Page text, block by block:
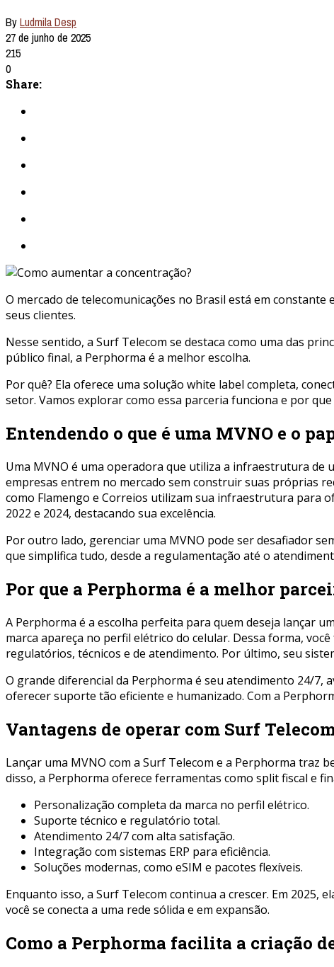
ByLudmila Desp
27 de junho de 2025
215
0
Share:
O mercado de telecomunicações no Brasil está em
seus clientes.
Nesse sentido, a Surf Telecom se destaca como uma das
público final, a Perphorma é a melhor escolha.
Por quê? Ela oferece uma solução white label completa,
setor. Vamos explorar como essa parceria funciona e por
Entendendo o que é uma MVNO e o
Uma MVNO é uma operadora que utiliza a infraestrutura de
empresas entrem no mercado sem construir suas próprias
como Flamengo e Correios utilizam sua infraestrutura para
2022 e 2024, destacando sua excelência.
Por outro lado, gerenciar uma MVNO pode ser desafiador
que simplifica tudo, desde a regulamentação até o
Por que a Perphorma é a melhor
A Perphorma é a escolha perfeita para quem deseja lançar
marca apareça no perfil elétrico do celular. Dessa forma,
regulatórios, técnicos e de atendimento. Por último, seu
O grande diferencial da Perphorma é seu atendimento 24/7,
oferecer suporte tão eficiente e humanizado. Com a
Vantagens de operar com Surf
Lançar uma MVNO com a Surf Telecom e a Perphorma traz
disso, a Perphorma oferece ferramentas como split fiscal e
Personalização completa da marca no perfil elétrico.
Suporte técnico e regulatório total.
Atendimento 24/7 com alta satisfação.
Integração com sistemas ERP para eficiência.
Soluções modernas, como eSIM e pacotes flexíveis.
Enquanto isso, a Surf Telecom continua a crescer. Em 2025,
você se conecta a uma rede sólida e em expansão.
Como a Perphorma facilita a criação